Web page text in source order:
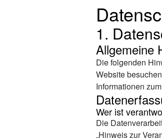
1.
Allgemeine
Die folgenden
Website
Informationen
Wer ist
Die
„Hinweis zur